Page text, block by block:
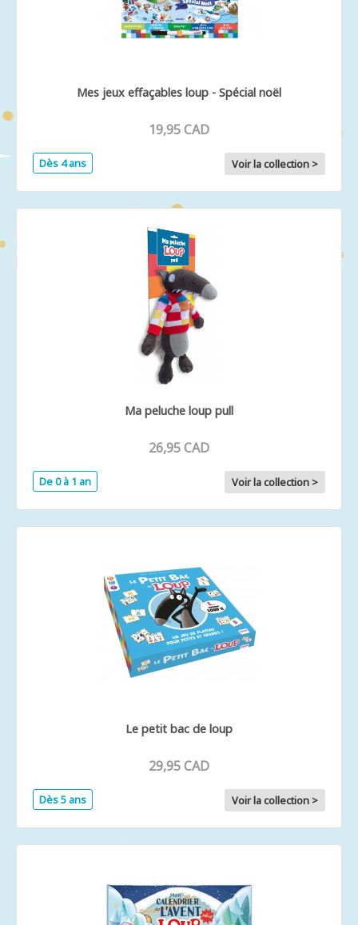
Mes jeux effaçables loup - Spécial noël
19,95 CAD
Dès 4 ans Voir la collection >
Ma peluche loup pull
26,95 CAD
De 0 à 1 an Voir la collection >
Le petit bac de loup
29,95 CAD
Dès 5 ans Voir la collection >